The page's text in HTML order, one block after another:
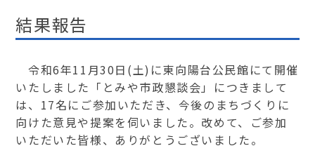
結果報告
令和6年11月30日(土)に東向陽台公民館にて開催
いたしました「とみや市政懇談会」につきまして
は、17名にご参加いただき、今後のまちづくりに
向けた意見や提案を伺いました。改めて、ご参加
いただいた皆様、ありがとうございました。